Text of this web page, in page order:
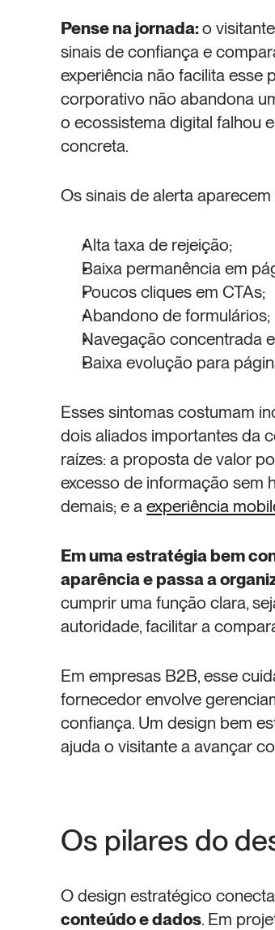
Pense na jornada: o
sinais de confiança e
experiência não facilita esse
corporativo não abandona
o ecossistema digital falhou
concreta.
Os sinais de alerta
Alta taxa de rejeição;
Baixa permanência em
Poucos cliques em CTAs;
Abandono de formulários;
Navegação concentrada
Baixa evolução para
Esses sintomas costumam
dois aliados importantes da
raízes: a proposta de valor
excesso de informação sem
demais; e a experiência
Em uma estratégia bem
aparência e passa a
cumprir uma função clara,
autoridade, facilitar a
Em empresas B2B, esse
fornecedor envolve
confiança. Um design bem
ajuda o visitante a avançar
Os pilares do
O design estratégico conecta
conteúdo e dados. Em